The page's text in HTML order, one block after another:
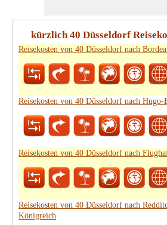
kürzlich 40 Düsseldorf
Reisekosten von 40 Düsseldorf nach
Reisekosten von 40 Düsseldorf nach Hugo-
Reisekosten von 40 Düsseldorf nach
Reisekosten von 40 Düsseldorf nach
Königreich